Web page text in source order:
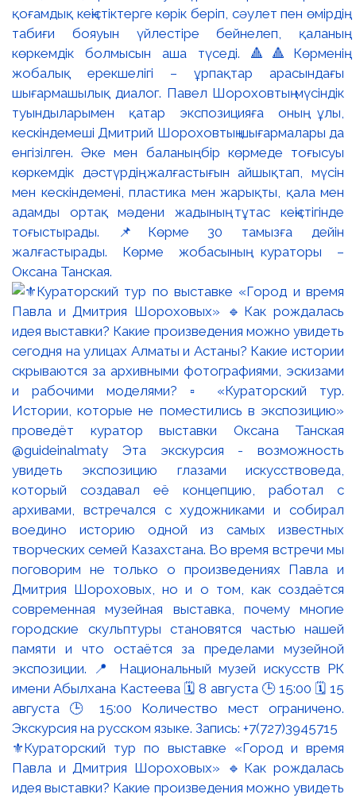
қоғамдық кеңістіктерге көрік беріп, сәулет пен өмірдің
табиғи бояуын үйлестіре бейнелеп, қаланың
көркемдік болмысын аша түседі. 🔺🔺Көрменің
жобалық ерекшелігі – ұрпақтар арасындағы
шығармашылық диалог. Павел Шороховтың мүсіндік
туындыларымен қатар экспозицияға оның ұлы,
кескіндемеші Дмитрий Шороховтың шығармалары да
енгізілген. Әке мен баланың бір көрмеде тоғысуы
көркемдік дәстүрдің жалғастығын айшықтап, мүсін
мен кескіндемені, пластика мен жарықты, қала мен
адамды ортақ мәдени жадының тұтас кеңістігінде
тоғыстырады. 📌Көрме 30 тамызға дейін
жалғастырады. Көрме жобасының кураторы –
Оксана Танская.
⚜️Кураторский тур по выставке «Город и время
Павла и Дмитрия Шороховых» 🔹Как рождалась
идея выставки? Какие произведения можно увидеть